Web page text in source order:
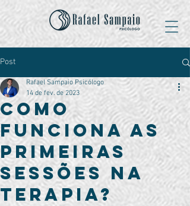
Post
Como
funciona as
primeiras
sessões na
terapia?
Rafael Sampaio Psicólogo
14 de fev. de 2023